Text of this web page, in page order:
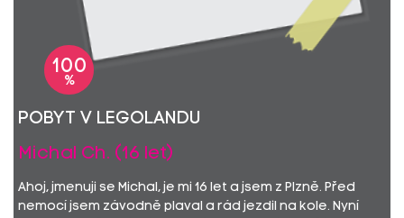
100
%
Pobyt v Legolandu
Michal Ch. (16 let)
Ahoj, jmenuji se Michal, je mi 16 let a jsem z Plzně. Před
nemocí jsem závodně plaval a rád jezdil na kole. Nyní